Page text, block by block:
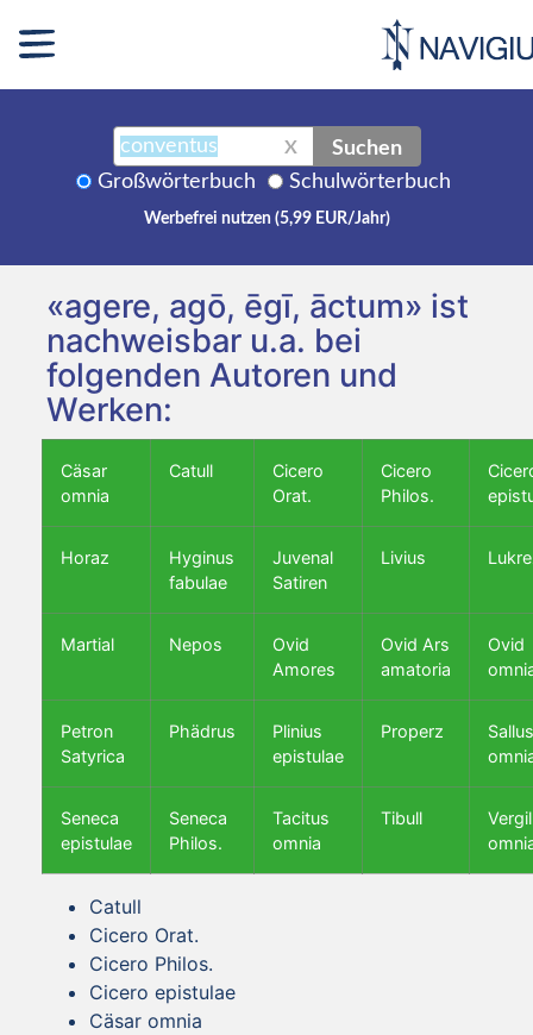
X Suchen
Großwörterbuch Schulwörterbuch
Werbefrei nutzen (5,99 EUR/Jahr)
«agere, agō, ēgī, āctum» ist
nachweisbar u.a. bei
folgenden Autoren und
Werken:
Cäsar
omnia
Catull
Cicero
Orat.
Cicero
Philos.
Horaz
Hyginus
fabulae
Juvenal
Satiren
Livius
Martial Nepos
Ovid
Amores
Ovid Ars
amatoria
Ovid
Petron
Satyrica
Phädrus
Plinius
epistulae
Properz
Seneca
epistulae
Seneca
Philos.
Tacitus
omnia
Tibull
Vergil
Catull
Cicero Orat.
Cicero Philos.
Cicero epistulae
Cäsar omnia